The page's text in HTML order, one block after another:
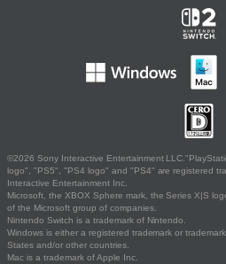
©2026 Sony Interactive Entertainment
logo", "PS5", "PS4 logo" and "PS4" are registered
Interactive Entertainment Inc.
Microsoft, the XBOX Sphere mark, the Series X|S
of the Microsoft group of companies.
Nintendo Switch is a trademark of Nintendo.
Windows is either a registered trademark or
States and/or other countries.
Mac is a trademark of Apple Inc.